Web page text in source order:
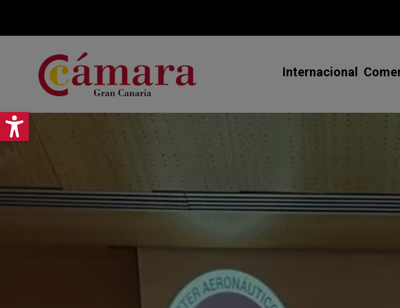
Abrir barra de herramientas
Internacional
Misiones
Jornadas y talleres